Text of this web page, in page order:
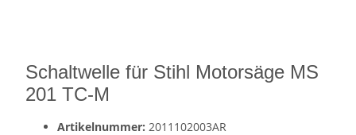
Schaltwelle für Stihl Motorsäge MS
201 TC-M
Artikelnummer: 2011102003AR